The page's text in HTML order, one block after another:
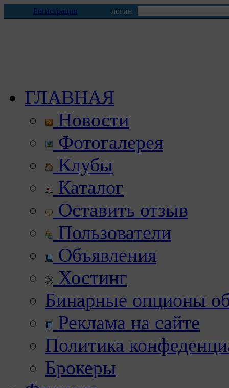
Регистрация логин
ГЛАВНАЯ
Новости
Фотогалерея
Клубы
Каталог
Оставить отзыв
Пользователи
Объявления
Хостинг
Бинарные опционы
Реклама на сайте
Политика
Брокеры